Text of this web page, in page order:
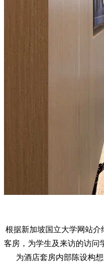
根据新加坡国立大学网站介
客房，为学生及来访的访问
为酒店套房内部陈设构